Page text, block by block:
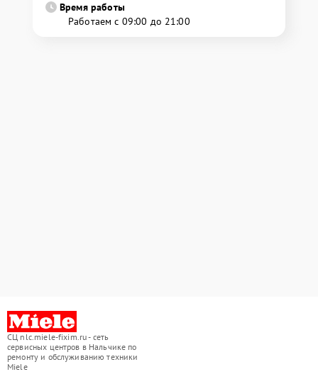
Время работы
Работаем с 09:00 до 21:00
СЦ nlc.miele-fixim.ru - сеть
сервисных центров в Нальчике по
ремонту и обслуживанию техники
Miele